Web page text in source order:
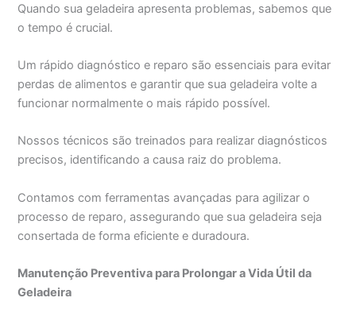
Quando sua geladeira apresenta problemas, sabemos que
o tempo é crucial.
Um rápido diagnóstico e reparo são essenciais para evitar
perdas de alimentos e garantir que sua geladeira volte a
funcionar normalmente o mais rápido possível.
Nossos técnicos são treinados para realizar diagnósticos
precisos, identificando a causa raiz do problema.
Contamos com ferramentas avançadas para agilizar o
processo de reparo, assegurando que sua geladeira seja
consertada de forma eficiente e duradoura.
Manutenção Preventiva para Prolongar a Vida Útil da
Geladeira